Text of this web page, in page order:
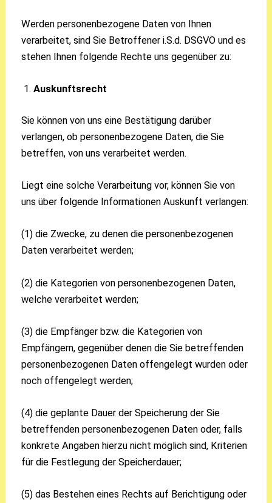
Werden personenbezogene Daten von Ihnen
verarbeitet, sind Sie Betroffener i.S.d. DSGVO und es
stehen Ihnen folgende Rechte uns gegenüber zu:
Auskunftsrecht
Sie können von uns eine Bestätigung darüber
verlangen, ob personenbezogene Daten, die Sie
betreffen, von uns verarbeitet werden.
Liegt eine solche Verarbeitung vor, können Sie von
uns über folgende Informationen Auskunft verlangen:
(1) die Zwecke, zu denen die personenbezogenen
Daten verarbeitet werden;
(2) die Kategorien von personenbezogenen Daten,
welche verarbeitet werden;
(3) die Empfänger bzw. die Kategorien von
Empfängern, gegenüber denen die Sie betreffenden
personenbezogenen Daten offengelegt wurden oder
noch offengelegt werden;
(4) die geplante Dauer der Speicherung der Sie
betreffenden personenbezogenen Daten oder, falls
konkrete Angaben hierzu nicht möglich sind, Kriterien
für die Festlegung der Speicherdauer;
(5) das Bestehen eines Rechts auf Berichtigung oder